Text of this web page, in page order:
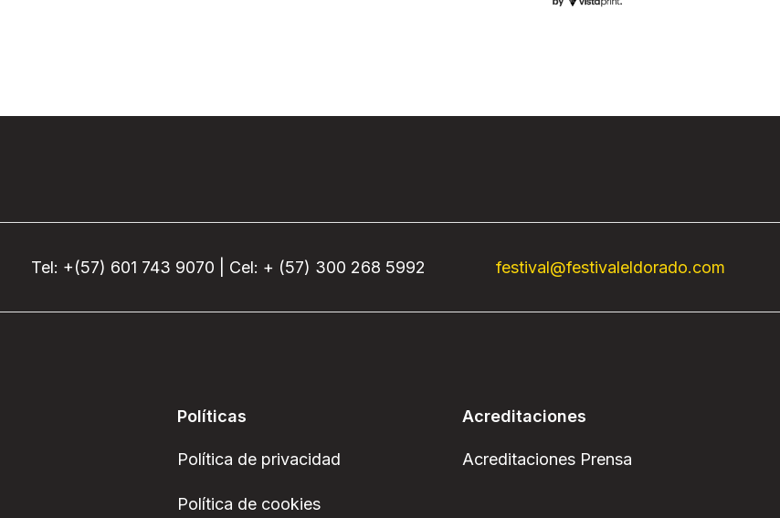
Tel: +(57) 601 743 9070 | Cel: + (57) 300 268 5992 festival@festivaleldorado.com
Políticas
Política de privacidad
Política de cookies
Acreditaciones
Acreditaciones Prensa